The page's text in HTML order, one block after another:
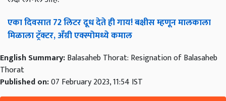
एका दिवसात 72 लिटर दूध देते ही गाय! बक्षीस म्हणून मालकाला
मिळाला ट्रॅक्टर, अँग्री एक्स्पोमध्ये कमाल
English Summary:Balasaheb Thorat: Resignation of Balasaheb
Thorat
Published on:07 February 2023, 11:54 IST